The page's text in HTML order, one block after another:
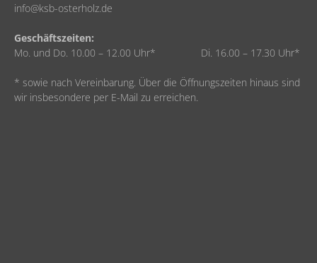
info@ksb-osterholz.de
Geschäftszeiten:
Mo. und Do. 10.00 – 12.00 Uhr* Di. 16.00 – 17.30 Uhr*
* sowie nach Vereinbarung. Über die Öffnungszeiten hinaus sind
wir insbesondere per E-Mail zu erreichen.